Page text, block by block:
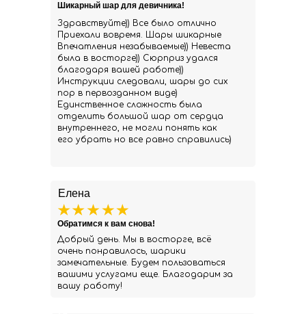
Елена
Добрый день. Мы в восторге, всё
очень понравилось, шарики
замечательные. Будем пользоваться
вашими услугами еще. Благодарим за
вашу работу!
Обратимся к вам снова!
Здравствуйте)) Все было отлично
Приехали вовремя. Шары шикарные
Впечатления незабываемые)) Невеста
была в восторге)) Сюрприз удался
благодаря вашей работе))
Инструкции следовали, шары до сих
пор в первозданном виде)
Единственное сложность была
отделить большой шар от сердца
внутреннего, не могли понять как
его убрать но все равно справились)
Шикарный шар для девичника!